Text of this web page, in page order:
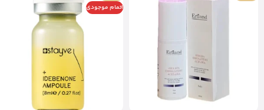
اتمام موجودی